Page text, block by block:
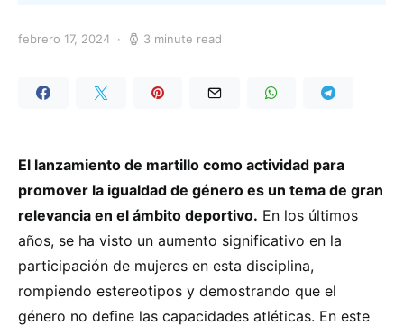
febrero 17, 2024 3 minute read
El lanzamiento de martillo como actividad para
promover la igualdad de género es un tema de gran
relevancia en el ámbito deportivo. En los últimos
años, se ha visto un aumento significativo en la
participación de mujeres en esta disciplina,
rompiendo estereotipos y demostrando que el
género no define las capacidades atléticas. En este